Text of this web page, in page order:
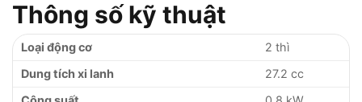
Thông số kỹ thuật
Loại động cơ
2 thì
Dung tích xi lanh
27.2 cc